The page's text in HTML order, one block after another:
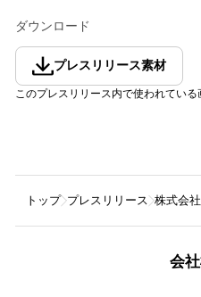
ダウンロード
プレスリリース素材
このプレスリリース内で使われてい
トップ プレスリリース 株式会
会